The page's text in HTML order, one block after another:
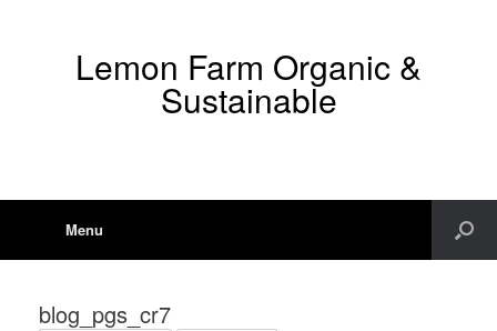
Lemon Farm Organic &
Sustainable
Menu
blog_pgs_cr7